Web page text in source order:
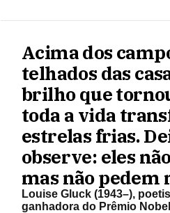
Acima dos
telhados das
brilho que
toda a vida
estrelas frias.
observe: eles
mas não pedem
Louise Gluck (1943–),
ganhadora do Prêmio